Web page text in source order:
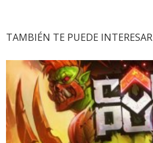
TAMBIÉN TE PUEDE INTERESAR